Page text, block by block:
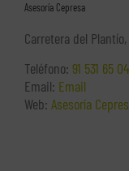
Asesoría Cepresa
Carretera del
Teléfono: 91 531 65 04
Email: Email
Web: Asesoría